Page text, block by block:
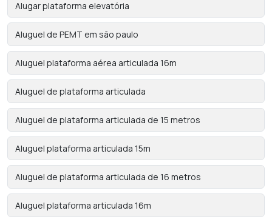
Alugar plataforma elevatória
Aluguel de PEMT em são paulo
Aluguel plataforma aérea articulada 16m
Aluguel de plataforma articulada
Aluguel de plataforma articulada de 15 metros
Aluguel plataforma articulada 15m
Aluguel de plataforma articulada de 16 metros
Aluguel plataforma articulada 16m